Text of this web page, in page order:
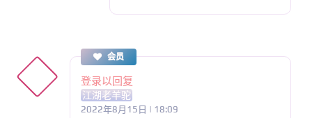
会员
登录以回复
江湖老羊驼
2022年8月15日 | 18:09